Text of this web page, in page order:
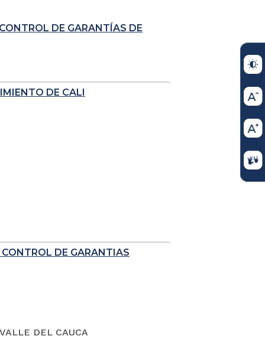
DE GARANTÍAS DE
DE CALI
DE GARANTIAS
DEL CAUCA